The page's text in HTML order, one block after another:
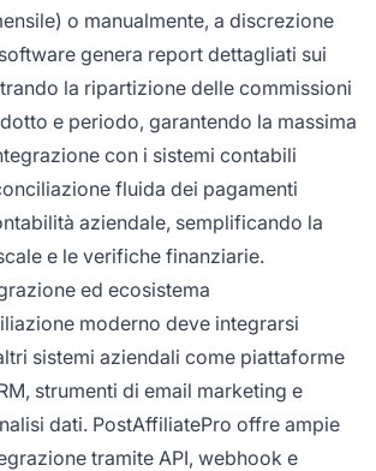
o manualmente, a discrezione
genera report dettagliati sui
la ripartizione delle commissioni
e periodo, garantendo la massima
con i sistemi contabili
fluida dei pagamenti
aziendale, semplificando la
e le verifiche finanziarie.
ed ecosistema
moderno deve integrarsi
sistemi aziendali come piattaforme
strumenti di email marketing e
dati. PostAffiliatePro offre ampie
tramite API, webhook e